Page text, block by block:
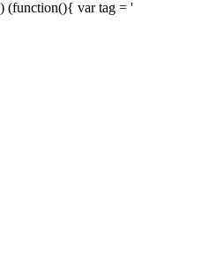
) (function(){ var tag = '